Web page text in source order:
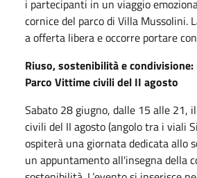
i partecipanti in un viaggio
cornice del parco di Villa Mussolini.
a offerta libera e occorre portare
Riuso, sostenibilità e
Parco Vittime civili del II agosto
Sabato 28 giugno, dalle 15 alle 21,
civili del II agosto (angolo tra i viali
ospiterà una giornata dedicata allo
un appuntamento all'insegna della